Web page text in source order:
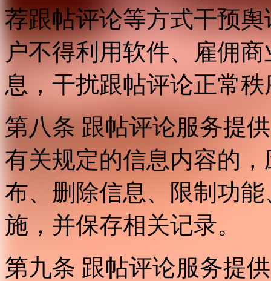
荐跟帖评论等方式干预
户不得利用软件、雇佣
息，干扰跟帖评论正常
第八条 跟帖评论服务提
有关规定的信息内容的
布、删除信息、限制功
施，并保存相关记录。
第九条 跟帖评论服务提